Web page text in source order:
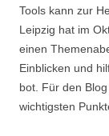
Tools kann zur
Leipzig hat im
einen
Einblicken und
bot. Für den
wichtigsten